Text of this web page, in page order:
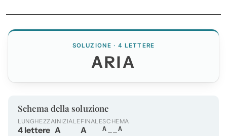
SOLUZIONE · 4 LETTERE
ARIA
Schema della soluzione
LUNGHEZZA
4 lettere
INIZIALE
A
FINALE
A
SCHEMA
A__A